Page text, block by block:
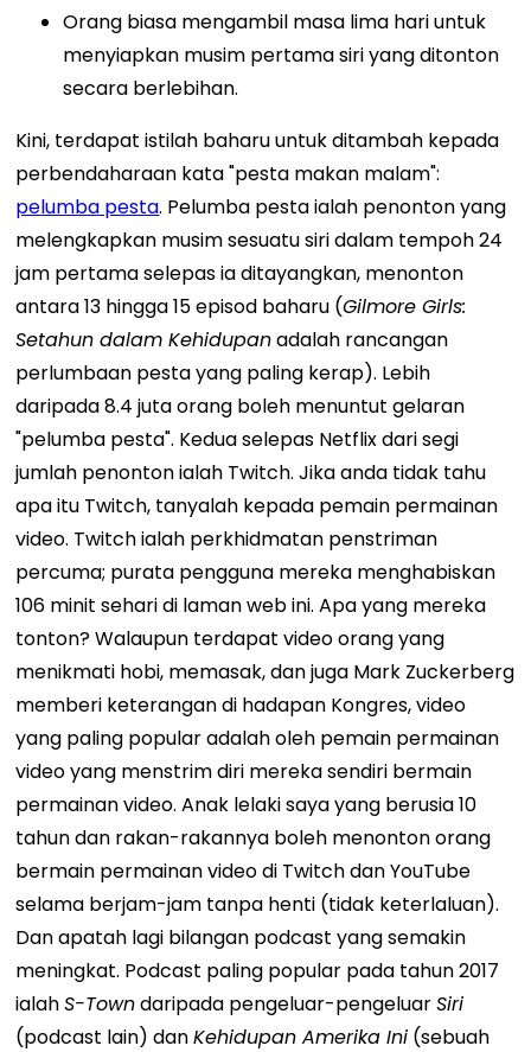
Orang biasa mengambil masa lima hari untuk
menyiapkan musim pertama siri yang ditonton
secara berlebihan.
Kini, terdapat istilah baharu untuk ditambah kepada
perbendaharaan kata "pesta makan malam":
pelumba pesta. Pelumba pesta ialah penonton yang
melengkapkan musim sesuatu siri dalam tempoh 24
jam pertama selepas ia ditayangkan, menonton
antara 13 hingga 15 episod baharu (Gilmore Girls:
Setahun dalam Kehidupanadalah rancangan
perlumbaan pesta yang paling kerap). Lebih
daripada 8.4 juta orang boleh menuntut gelaran
"pelumba pesta". Kedua selepas Netflix dari segi
jumlah penonton ialah Twitch. Jika anda tidak tahu
apa itu Twitch, tanyalah kepada pemain permainan
video. Twitch ialah perkhidmatan penstriman
percuma; purata pengguna mereka menghabiskan
106 minit sehari di laman web ini. Apa yang mereka
tonton? Walaupun terdapat video orang yang
menikmati hobi, memasak, dan juga Mark Zuckerberg
memberi keterangan di hadapan Kongres, video
yang paling popular adalah oleh pemain permainan
video yang menstrim diri mereka sendiri bermain
permainan video. Anak lelaki saya yang berusia 10
tahun dan rakan-rakannya boleh menonton orang
bermain permainan video di Twitch dan YouTube
selama berjam-jam tanpa henti (tidak keterlaluan).
Dan apatah lagi bilangan podcast yang semakin
meningkat. Podcast paling popular pada tahun 2017
ialahS-Towndaripada pengeluar-pengeluarSiri
(podcast lain) danKehidupan Amerika Ini (sebuah